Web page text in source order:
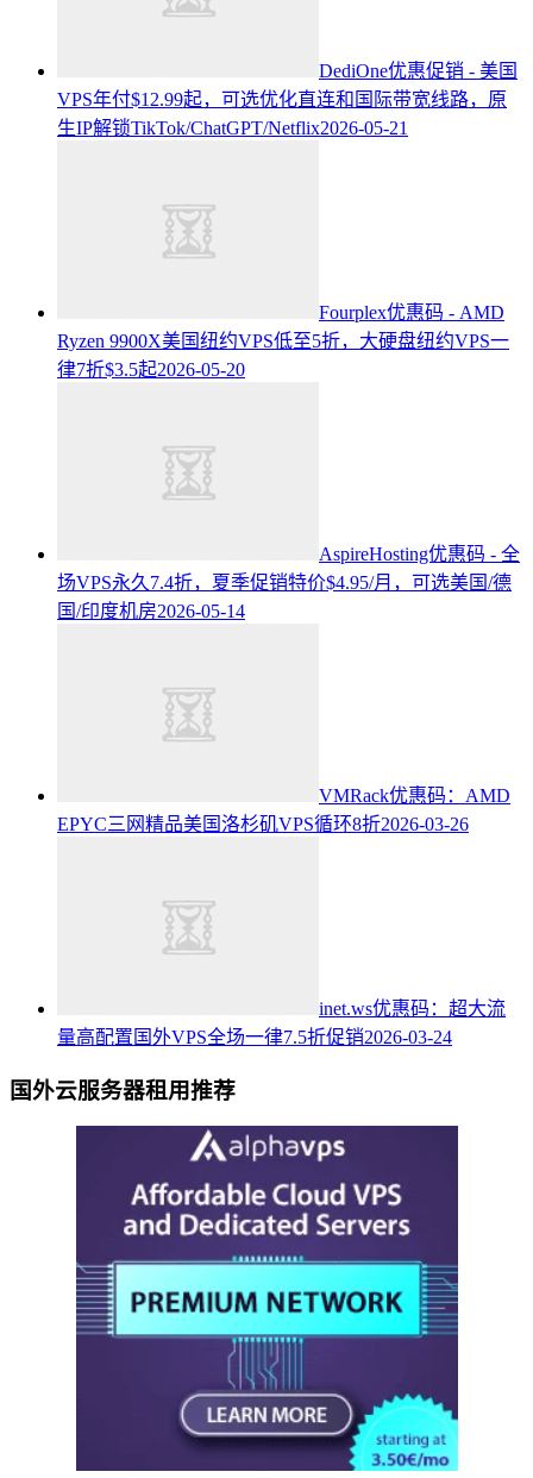
DediOne优惠促销 - 美国
VPS年付$12.99起，可选优化直连和国际带宽线路，原
生IP解锁TikTok/ChatGPT/Netflix2026-05-21
Fourplex优惠码 - AMD
Ryzen 9900X美国纽约VPS低至5折，大硬盘纽约VPS一
律7折$3.5起2026-05-20
AspireHosting优惠码 - 全
场VPS永久7.4折，夏季促销特价$4.95/月，可选美国/德
国/印度机房2026-05-14
VMRack优惠码：AMD
EPYC三网精品美国洛杉矶VPS循环8折2026-03-26
inet.ws优惠码：超大流
量高配置国外VPS全场一律7.5折促销2026-03-24
国外云服务器租用推荐